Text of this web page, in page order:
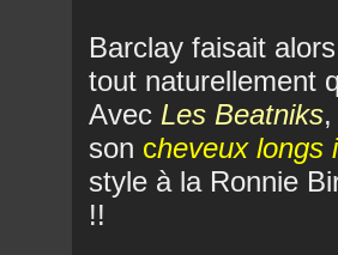
Barclay faisait
tout naturellement
Avec Les Beatniks
son cheveux longs
style à la Ronnie
!!